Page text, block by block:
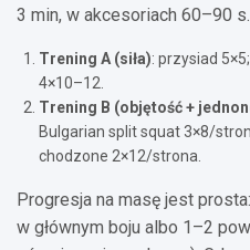
3 min, w akcesoriach 60–90 s.
Trening A (siła): przysiad
4×10–12.
Trening B (objętość +
Bulgarian split squat 3×8/
chodzone 2×12/strona.
Progresja na masę jest
w głównym boju albo 1–2